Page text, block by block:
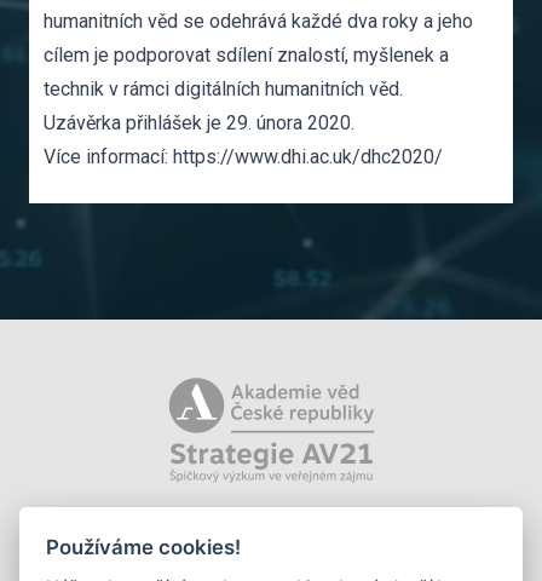
humanitních věd se odehrává každé dva roky a jeho
cílem je podporovat sdílení znalostí, myšlenek a
technik v rámci digitálních humanitních věd.
Uzávěrka přihlášek je 29. února 2020.
Více informací: https://www.dhi.ac.uk/dhc2020/
Používáme cookies!